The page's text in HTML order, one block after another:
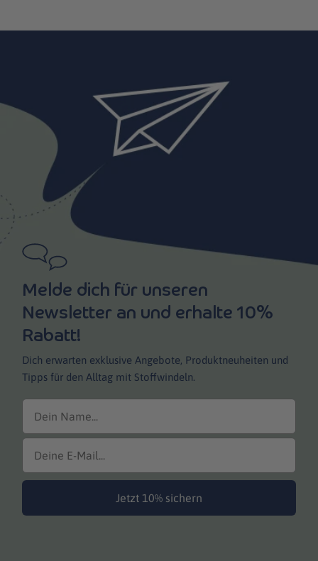
Melde dich für unseren
Newsletter an und erhalte 10%
Rabatt!
Dich erwarten exklusive Angebote, Produktneuheiten und
Tipps für den Alltag mit Stoffwindeln.
Jetzt 10% sichern